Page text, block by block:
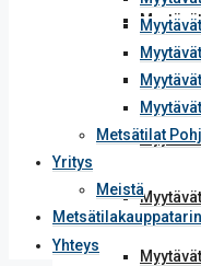
Metsätilat
Yritys
Meistä
Yhteys